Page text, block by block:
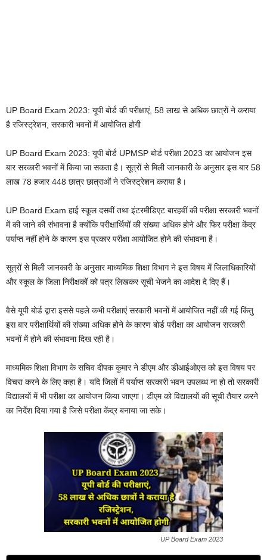
UP Board Exam 2023: यूपी बोर्ड की परीक्षाएं, 58 लाख से अधिक छात्रों ने कराया
है रजिस्ट्रेशन, सरकारी भवनों में आयोजित होगी
UP Board Exam 2023: यूपी बोर्ड UPMSP बोर्ड परीक्षा 2023 का आयोजन इस
बार सरकारी भवनों में किया जा सकता है। सूत्रों से मिली जानकारी के अनुसार इस बार 58
लाख 78 हजार 448 छात्र छात्राओं ने रजिस्ट्रेशन कराया है।
UP Board Exam हाई स्कूल दसवीं तथा इंटरमीडिएट बारहवीं की परीक्षा सरकारी भवनों
में की जाने की संभावना है क्योंकि परीक्षार्थियों की संख्या अधिक होने और फिर परीक्षा केंद्र
पर्याप्त नहीं होने के कारण इस प्रकार परीक्षा आयोजित होने की संभावना है।
सूत्रों से मिली जानकारी के अनुसार माध्यमिक शिक्षा विभाग ने इस विषय में जिलाधिकारियों
और स्कूल के जिला निरीक्षकों को पत्र लिखकर सूची भेजने का आदेश दे दिए हैं।
वैसे यूपी बोर्ड द्वारा इससे पहले कभी परीक्षाएं सरकारी भवनों में आयोजित नहीं की गई किंतु
इस बार परीक्षार्थियों की संख्या अधिक होने के कारण बोर्ड परीक्षा का आयोजन सरकारी
भवनों में होने की संभावना दिख रही है।
माध्यमिक शिक्षा विभाग के सचिव दीपक कुमार ने डीएम और डीआईओएस को इस विषय पर
विचरा करने के लिए कहा है। यदि जिलों में पर्याप्त सरकारी भवन उपलब्ध ना हो तो सरकारी
विद्यालयों में भी परीक्षा का आयोजन किया जाएगा। डीएम को विद्यालयों की सूची तैयार करने
का निर्देश दिया गया है जिसे परीक्षा केंद्र बनाया जा सके।
UP Board Exam 2023